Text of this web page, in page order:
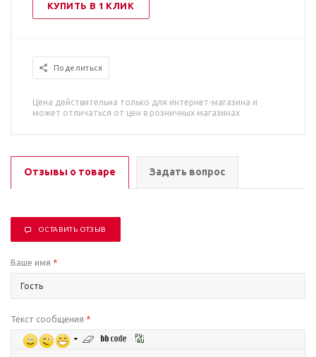
КУПИТЬ В 1 КЛИК
Поделиться
Цена действительна только для интернет-магазина и
может отличаться от цен в розничных магазинах
Отзывы о товаре Задать вопрос
ОСТАВИТЬ ОТЗЫВ
Ваше имя *
Текст сообщения *